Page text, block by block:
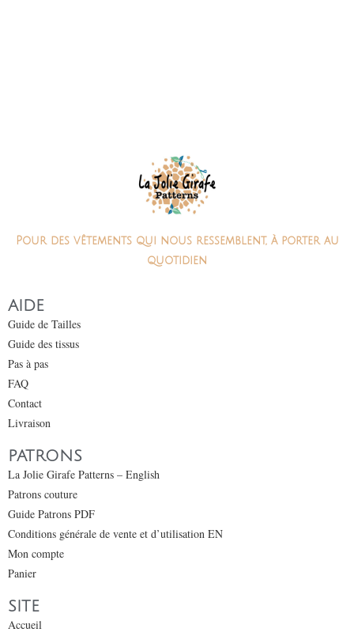
Pour des vêtements qui nous ressemblent, à porter au
quotidien
AIDE
Guide de Tailles
Guide des tissus
Pas à pas
FAQ
Contact
Livraison
PATRONS
La Jolie Girafe Patterns – English
Patrons couture
Guide Patrons PDF
Conditions générale de vente et d’utilisation EN
Mon compte
Panier
SITE
Accueil